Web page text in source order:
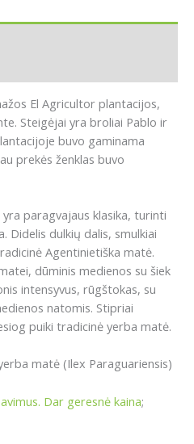
El Agricultor plantacijos,
Steigėjai yra broliai Pablo ir
buvo gaminama
prekės ženklas buvo
paragvajaus klasika, turinti
Didelis dulkių dalis, smulkiai
Agentinietiška matė.
dūminis medienos su šiek
intensyvus, rūgštokas, su
natomis. Stipriai
puiki tradicinė yerba matė.
matė (Ilex Paraguariensis)
Dar geresnė kaina;